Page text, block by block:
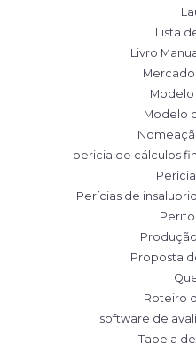
Lista
Livro
Modelo
pericia de cálculos
Perícias de
Perito
Proposta
Roteiro
software de
Tabela